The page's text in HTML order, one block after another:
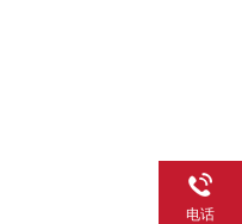
电话